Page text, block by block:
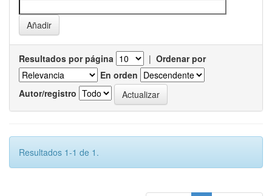
Resultados por página | Ordenar por
En orden
Autor/registro
Resultados 1-1 de 1.